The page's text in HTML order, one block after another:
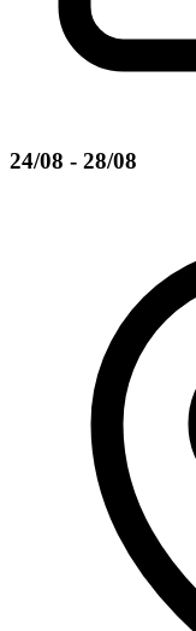
24/08 - 28/08